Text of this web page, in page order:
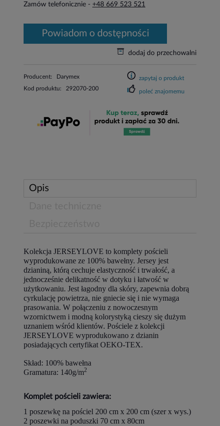
Zamów telefonicznie - +48 669 523 521
powiadom o dostępności
dodaj do przechowalni
Producent:
Darymex
Kod produktu:
292070-200
zapytaj o produkt
poleć znajomemu
Opis
Kolekcja JERSEYLOVE to komplety pościeli
wyprodukowane ze 100% bawełny. Jersey jest
dzianiną, którą cechuje elastyczność i trwałość, a
jednocześnie delikatność w dotyku i łatwość w
użytkowaniu. Jest łagodny dla skóry, zapewnia dobrą
cyrkulację powietrza, nie gniecie się i nie wymaga
prasowania. W połączeniu z nowoczesnym
wzornictwem i modną kolorystyką cieszy się dużym
uznaniem wśród klientów. Pościele z kolekcji
JERSEYLOVE wyprodukowano z dzianin
posiadających certyfikat OEKO-TEX.
Skład: 100% bawełna
Gramatura: 140g/m2
Komplet pościeli zawiera:
1 poszewkę na pościel 200 cm x 200 cm (szer x wys.)
2 poszewki na poduszki 70 cm x 80cm